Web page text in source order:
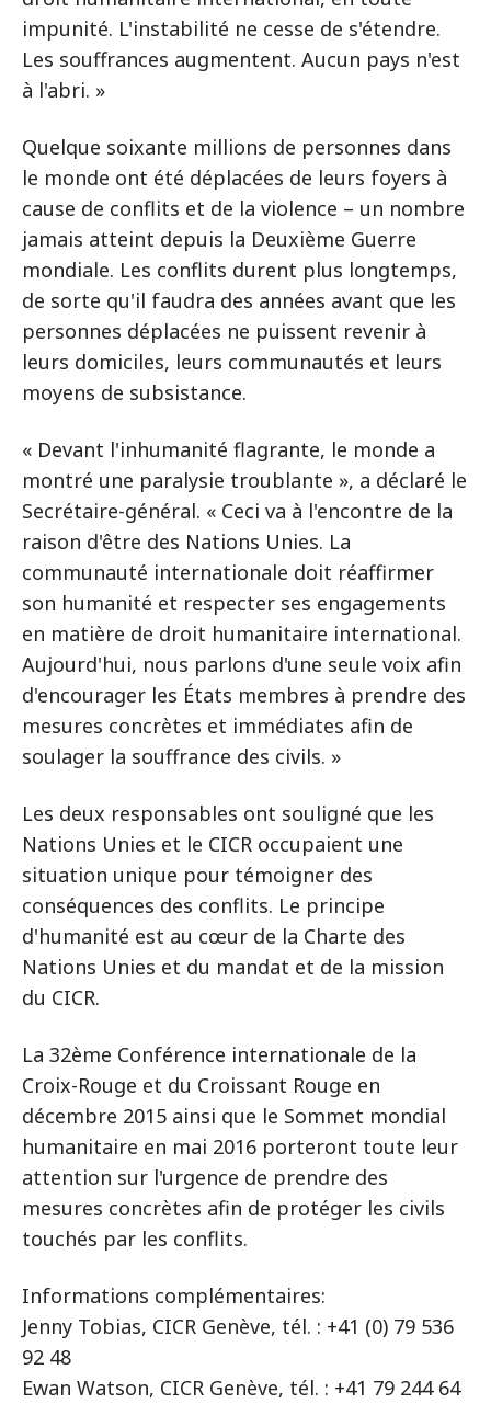
impunité. L'instabilité ne cesse de s'étendre.
Les souffrances augmentent. Aucun pays n'est
à l'abri. »
Quelque soixante millions de personnes dans
le monde ont été déplacées de leurs foyers à
cause de conflits et de la violence – un nombre
jamais atteint depuis la Deuxième Guerre
mondiale. Les conflits durent plus longtemps,
de sorte qu'il faudra des années avant que les
personnes déplacées ne puissent revenir à
leurs domiciles, leurs communautés et leurs
moyens de subsistance.
« Devant l'inhumanité flagrante, le monde a
montré une paralysie troublante », a déclaré le
Secrétaire-général. « Ceci va à l'encontre de la
raison d'être des Nations Unies. La
communauté internationale doit réaffirmer
son humanité et respecter ses engagements
en matière de droit humanitaire international.
Aujourd'hui, nous parlons d'une seule voix afin
d'encourager les États membres à prendre des
mesures concrètes et immédiates afin de
soulager la souffrance des civils. »
Les deux responsables ont souligné que les
Nations Unies et le CICR occupaient une
situation unique pour témoigner des
conséquences des conflits. Le principe
d'humanité est au cœur de la Charte des
Nations Unies et du mandat et de la mission
du CICR.
La 32ème Conférence internationale de la
Croix-Rouge et du Croissant Rouge en
décembre 2015 ainsi que le Sommet mondial
humanitaire en mai 2016 porteront toute leur
attention sur l'urgence de prendre des
mesures concrètes afin de protéger les civils
touchés par les conflits.
Informations complémentaires:
Jenny Tobias, CICR Genève, tél. : +41 (0) 79 536
92 48
Ewan Watson, CICR Genève, tél. : +41 79 244 64